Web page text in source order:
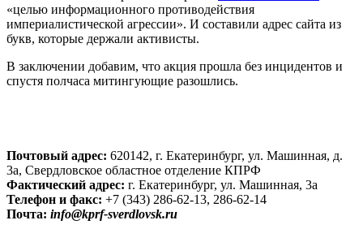
«целью информационного противодействия
империалистической агрессии». И составили адрес сайта из
букв, которые держали активисты.
В заключении добавим, что акция прошла без инцидентов и
спустя полчаса митингующие разошлись.
Почтовый адрес: 620142, г. Екатеринбург, ул. Машинная, д.
3а, Свердловское областное отделение КПРФ
Фактический адрес: г. Екатеринбург, ул. Машинная, 3а
Телефон и факс: +7 (343) 286-62-13, 286-62-14
Почта: info@kprf-sverdlovsk.ru